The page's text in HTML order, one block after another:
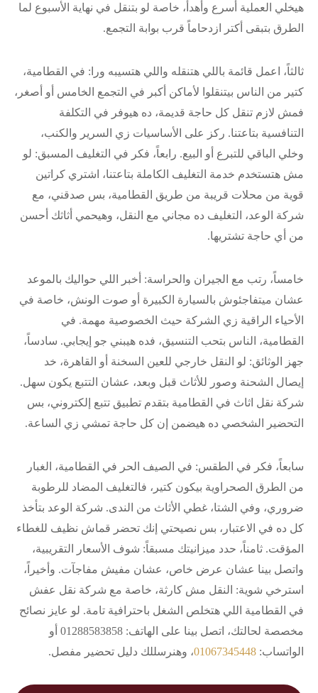
هيخلي العملية أسرع وأهدأ، خاصة لو بتنقل في نهاية الأسبوع لما
الطرق بتبقى أكتر ازدحاماً قرب بوابة التجمع.
ثالثاً، اعمل قائمة باللي هتنقله واللي هتسيبه ورا: في القطامية،
كتير من الناس بيتنقلوا لأماكن أكبر في التجمع الخامس أو أصغر،
فمش لازم تنقل كل حاجة قديمة، ده هيوفر في التكلفة
التنافسية بتاعتنا. ركز على الأساسيات زي السرير والكنب،
وخلي الباقي للتبرع أو البيع. رابعاً، فكر في التغليف المسبق: لو
مش هتستخدم خدمة التغليف الكاملة بتاعتنا، اشتري كراتين
قوية من محلات قريبة من طريق القطامية، بس صدقني، مع
شركة الوعد، التغليف ده مجاني مع النقل، وهيحمي أثاثك أحسن
من أي حاجة تشتريها.
خامساً، رتب مع الجيران والحراسة: أخبر اللي حواليك بالموعد
عشان ميتفاجئوش بالسيارة الكبيرة أو صوت الونش، خاصة في
الأحياء الراقية زي الشركة حيث الخصوصية مهمة. في
القطامية، الناس بتحب التنسيق، فده هيبني جو إيجابي. سادساً،
جهز الوثائق: لو النقل خارجي للعين السخنة أو القاهرة، خد
إيصال الشحنة وصور للأثاث قبل وبعد، عشان التتبع يكون سهل.
شركة نقل اثاث في القطامية بتقدم تطبيق تتبع إلكتروني، بس
التحضير الشخصي ده هيضمن إن كل حاجة تمشي زي الساعة.
سابعاً، فكر في الطقس: في الصيف الحر في القطامية، الغبار
من الطرق الصحراوية بيكون كتير، فالتغليف المضاد للرطوبة
ضروري، وفي الشتا، غطي الأثاث من الندى. شركة الوعد بتأخذ
كل ده في الاعتبار، بس نصيحتي إنك تحضر قماش نظيف للغطاء
المؤقت. ثامناً، حدد ميزانيتك مسبقاً: شوف الأسعار التقريبية،
واتصل بينا عشان عرض خاص، عشان مفيش مفاجآت. وأخيراً،
استرخي شوية: النقل مش كارثة، خاصة مع شركة نقل عفش
في القطامية اللي هتخلص الشغل باحترافية تامة. لو عايز نصائح
مخصصة لحالتك، اتصل بينا على الهاتف: 01288583858 أو
الواتساب: 01067345448، وهنرسللك دليل تحضير مفصل.